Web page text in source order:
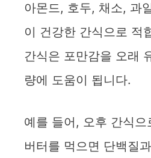
아몬드, 호두, 채소, 과
이 건강한 간식으로 적
간식은 포만감을 오래
량에 도움이 됩니다.
예를 들어, 오후 간식
버터를 먹으면 단백질